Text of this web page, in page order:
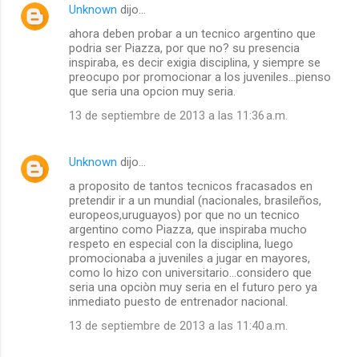
Unknown dijo…
ahora deben probar a un tecnico argentino que
podria ser Piazza, por que no? su presencia
inspiraba, es decir exigia disciplina, y siempre se
preocupo por promocionar a los juveniles...pienso
que seria una opcion muy seria.
13 de septiembre de 2013 a las 11:36 a.m.
Unknown dijo…
a proposito de tantos tecnicos fracasados en
pretendir ir a un mundial (nacionales, brasileños,
europeos,uruguayos) por que no un tecnico
argentino como Piazza, que inspiraba mucho
respeto en especial con la disciplina, luego
promocionaba a juveniles a jugar en mayores,
como lo hizo con universitario...considero que
seria una opciòn muy seria en el futuro pero ya
inmediato puesto de entrenador nacional.
13 de septiembre de 2013 a las 11:40 a.m.